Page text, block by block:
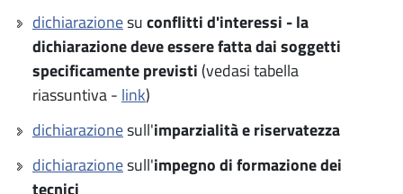
dichiarazionesuconflitti d'interessi - la
dichiarazione deve essere fatta dai soggetti
specificamente previsti (vedasi tabella
riassuntiva - link)
dichiarazionesull'imparzialità e riservatezza
dichiarazionesull'impegno di formazione dei
tecnici